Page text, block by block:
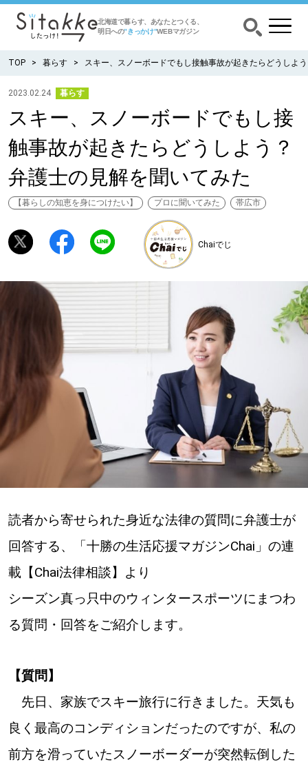
北海道で暮らす、あなたとつくる、
明日への”きっかけ”WEBマガジン
CATEGORY カテゴリー
食べる
出かける
暮らす
ゆるむ
SitakkeTV
ローカルエリア
道北
道南
道央
KEYWORD キーワード
TOP 暮らす スキー、スノーボードでもし接触事故が起きたらどうしよ
2023.02.24 暮らす
スキー、スノーボードでもし接
触事故が起きたらどうしよう？
弁護士の見解を聞いてみた
【暮らしの知恵を身につけたい】 プロに聞いてみた 帯広市
Chaiでじ
読者から寄せられた身近な法律の質問に弁護士が
回答する、「十勝の生活応援マガジンChai」の連
載【Chai法律相談】より
シーズン真っ只中のウィンタースポーツにまつわ
る質問・回答をご紹介します。
【質問】
先日、家族でスキー旅行に行きました。天気も
良く最高のコンディションだったのですが、私の
前方を滑っていたスノーボーダーが突然転倒した